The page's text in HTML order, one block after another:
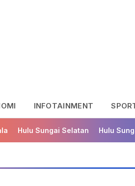
INFOTAINMENT
Hulu Sungai Selatan Hulu